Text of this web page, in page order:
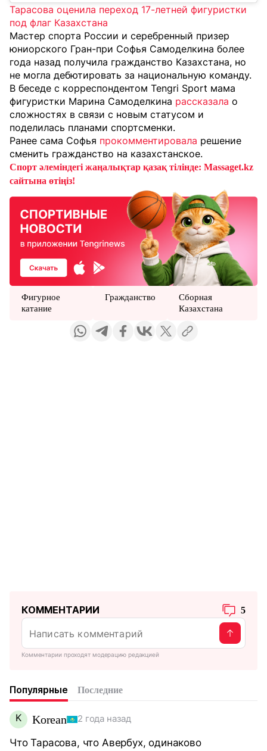
Тарасова оценила переход 17-летней фигуристки
под флаг Казахстана
Мастер спорта России и серебренный призер
юниорского Гран-при Софья Самоделкина более
года назад получила гражданство Казахстана, но
не могла дебютировать за национальную команду.
В беседе с корреспондентом Tengri Sport мама
фигуристки Марина Самоделкина рассказала о
сложностях в связи с новым статусом и
поделилась планами спортсменки.
Ранее сама Софья прокомментировала решение
сменить гражданство на казахстанское.
Спорт әлеміндегі жаңалықтар қазақ тілінде: Massaget.kz
сайтына өтіңіз!
Фигурное
катание
Гражданство
Сборная
Казахстана
КОММЕНТАРИИ 5
Комментарии проходят модерацию редакцией
Популярные Последние
K Korean 2 года назад
Что Тарасова, что Авербух, одинаково